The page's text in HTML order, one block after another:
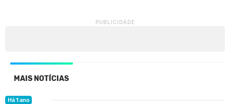
MAIS NOTÍCIAS
Há 1 ano